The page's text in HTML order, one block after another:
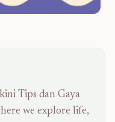
Tips dan Gaya
we explore life,